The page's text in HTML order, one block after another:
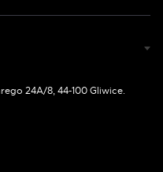
24A/8, 44-100 Gliwice.